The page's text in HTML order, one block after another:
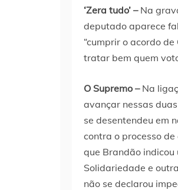
‘Zera tudo’ – Na
deputado aparece
“cumprir o acordo
tratar bem quem
O Supremo – Na
avançar nessas
se desentendeu em
contra o processo
que Brandão
Solidariedade e
não se declarou